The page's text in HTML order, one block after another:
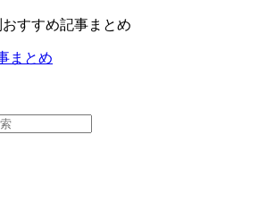
すすめ記事まとめ
まとめ